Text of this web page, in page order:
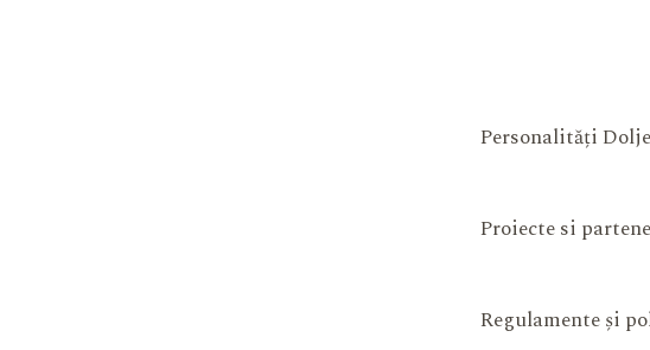
Personalități
Proiecte si
Regulamente și